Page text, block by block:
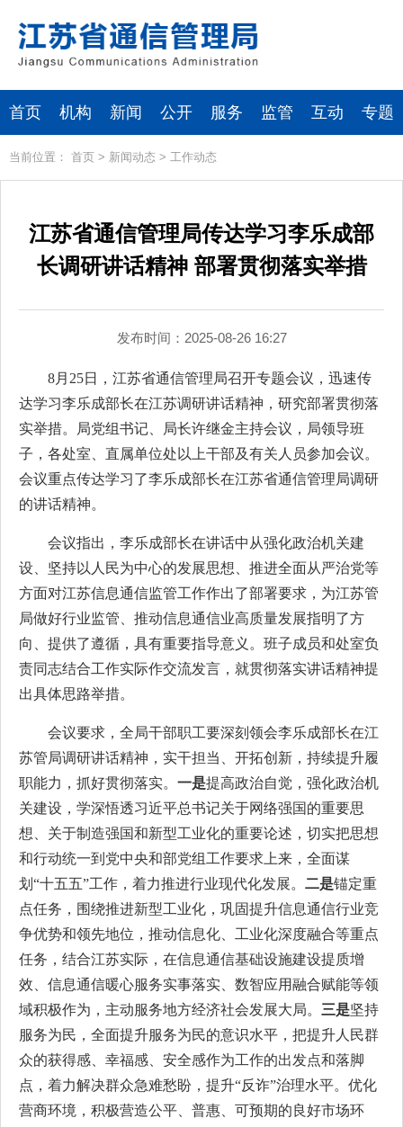
首页 机构 新闻 公开 服务 监管 互动 专题
当前位置： 首页 > 新闻动态 > 工作动态
江苏省通信管理局传达学习李乐成部
长调研讲话精神 部署贯彻落实举措
发布时间：2025-08-26 16:27
8月25日，江苏省通信管理局召开专题会议，迅速传
达学习李乐成部长在江苏调研讲话精神，研究部署贯彻落
实举措。局党组书记、局长许继金主持会议，局领导班
子，各处室、直属单位处以上干部及有关人员参加会议。
会议重点传达学习了李乐成部长在江苏省通信管理局调研
的讲话精神。
会议指出，李乐成部长在讲话中从强化政治机关建
设、坚持以人民为中心的发展思想、推进全面从严治党等
方面对江苏信息通信监管工作作出了部署要求，为江苏管
局做好行业监管、推动信息通信业高质量发展指明了方
向、提供了遵循，具有重要指导意义。班子成员和处室负
责同志结合工作实际作交流发言，就贯彻落实讲话精神提
出具体思路举措。
会议要求，全局干部职工要深刻领会李乐成部长在江
苏管局调研讲话精神，实干担当、开拓创新，持续提升履
职能力，抓好贯彻落实。 一是提高政治自觉，强化政治机
关建设，学深悟透习近平总书记关于网络强国的重要思
想、关于制造强国和新型工业化的重要论述，切实把思想
和行动统一到党中央和部党组工作要求上来，全面谋
划“十五五”工作，着力推进行业现代化发展。 二是锚定重
点任务，围绕推进新型工业化，巩固提升信息通信行业竞
争优势和领先地位，推动信息化、工业化深度融合等重点
任务，结合江苏实际，在信息通信基础设施建设提质增
效、信息通信暖心服务实事落实、数智应用融合赋能等领
域积极作为，主动服务地方经济社会发展大局。 三是坚持
服务为民，全面提升服务为民的意识水平，把提升人民群
众的获得感、幸福感、安全感作为工作的出发点和落脚
点，着力解决群众急难愁盼，提升“反诈”治理水平。优化
营商环境，积极营造公平、普惠、可预期的良好市场环